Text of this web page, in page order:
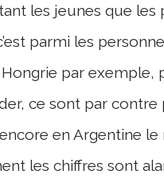
les jeunes que les
parmi les
par exemple,
ce sont par contre
en Argentine
les chiffres sont